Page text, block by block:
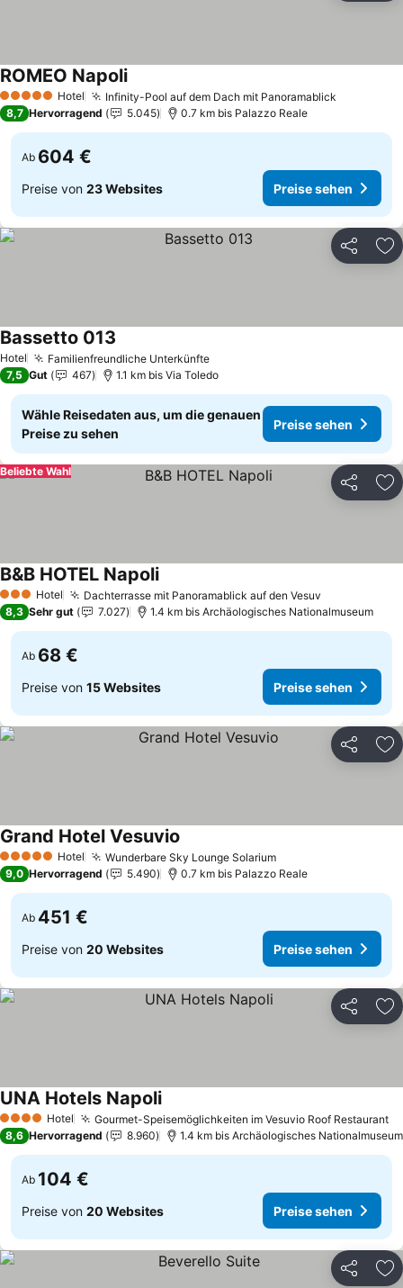
5 Sterne Hotel Infinity-Pool auf dem Dach mit Panoramablick
ROMEO Napoli
8,7 Hervorragend 5.045 0.7 km bis Palazzo Reale
Ab 604 €
Preise von 23 Websites Preise sehen
Teilen
Hotel Familienfreundliche Unterkünfte
Bassetto 013
7,5 Gut 467 1.1 km bis Via Toledo
Wähle Reisedaten aus, um die genauen
Preise zu sehen
Preise sehen
Teilen
Beliebte Wahl
3 SterneHotel Dachterrasse mit Panoramablick auf den Vesuv
B&B HOTEL Napoli
8,3 Sehr gut 7.027 1.4 km bis Archäologisches Nationalmuseum
Ab 68 €
Preise von 15 Websites Preise sehen
Teilen
5 Sterne Hotel Wunderbare Sky Lounge Solarium
Grand Hotel Vesuvio
9,0 Hervorragend 5.490 0.7 km bis Palazzo Reale
Ab 451 €
Preise von 20 Websites Preise sehen
Teilen
4 Sterne Hotel Gourmet-Speisemöglichkeiten im Vesuvio Roof Restaurant
UNA Hotels Napoli
8,6 Hervorragend 8.960 1.4 km bis Archäologisches Nationalmuseum
Ab 104 €
Preise von 20 Websites Preise sehen
Teilen